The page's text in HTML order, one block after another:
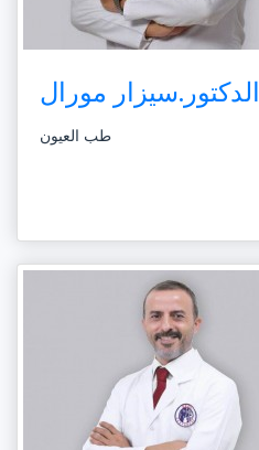
الدكتور.سيزار مورال
طب العيون